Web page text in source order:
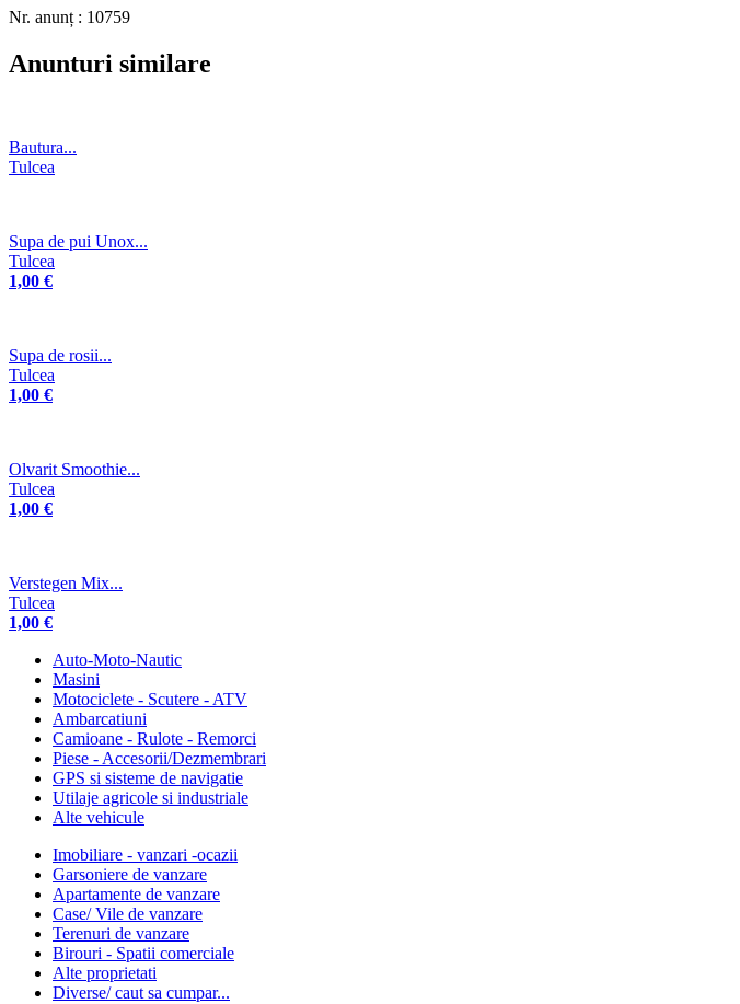
Nr. anunț : 10759
Anunturi similare
Bautura...
Tulcea
Supa de pui Unox...
Tulcea
1,00 €
Supa de rosii...
Tulcea
1,00 €
Olvarit Smoothie...
Tulcea
1,00 €
Verstegen Mix...
Tulcea
1,00 €
Auto-Moto-Nautic
Masini
Motociclete - Scutere - ATV
Ambarcatiuni
Camioane - Rulote - Remorci
Piese - Accesorii/Dezmembrari
GPS si sisteme de navigatie
Utilaje agricole si industriale
Alte vehicule
Imobiliare - vanzari -ocazii
Garsoniere de vanzare
Apartamente de vanzare
Case/ Vile de vanzare
Terenuri de vanzare
Birouri - Spatii comerciale
Alte proprietati
Diverse/ caut sa cumpar...